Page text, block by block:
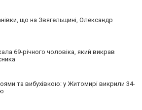
що на Звягельщині, Олександр
69-річного чоловіка, який викрав
та вибухівкою: у Житомирі викрили 34-